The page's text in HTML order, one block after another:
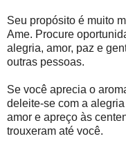
Seu propósito é muito
Ame. Procure
alegria, amor, paz e
outras pessoas.
Se você aprecia o
deleite-se com a
amor e apreço às
trouxeram até você.